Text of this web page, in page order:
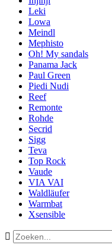
Leki
Lowa
Meindl
Mephisto
Oh! My sandals
Panama Jack
Paul Green
Piedi Nudi
Reef
Remonte
Rohde
Secrid
Sigg
Teva
Top Rock
Vaude
VIA VAI
Waldläufer
Warmbat
Xsensible
